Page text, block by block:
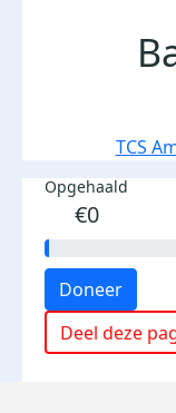
TCS
Opgehaald
€0
Doneer
Deel deze